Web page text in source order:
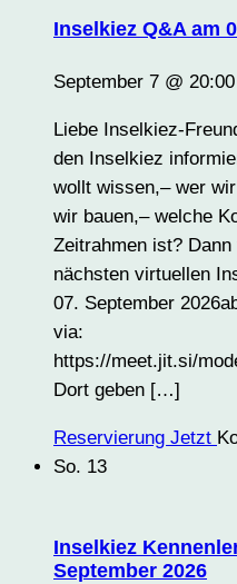
Inselkiez Q&A am
September 7 @ 20:00
Liebe Inselkiez-
den Inselkiez
wollt wissen,– wer
wir bauen,– welche
Zeitrahmen ist?
nächsten virtuellen
07. September
via:
https://meet.jit.si/
Dort geben […]
Reservierung Jetzt
So. 13
Inselkiez
September 2026